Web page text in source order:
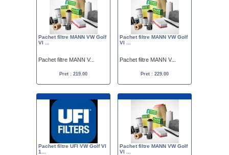
Pachet filtre MANN VW Golf
VI ...
Pachet filtre MANN V...
Pret : 219.00
Pachet filtre MANN VW Golf
VI ...
Pachet filtre MANN V...
Pret : 229.00
Pachet filtre UFI VW Golf VI
1...
Pachet filtre MANN VW Golf
VI ...